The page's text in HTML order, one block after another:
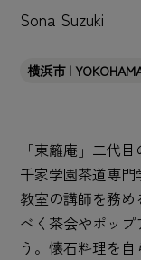
Sona Suzuki
横浜市 |
「東籬庵」二代
千家学園茶道専
教室の講師を務
べく茶会やポッ
う。懐石料理を